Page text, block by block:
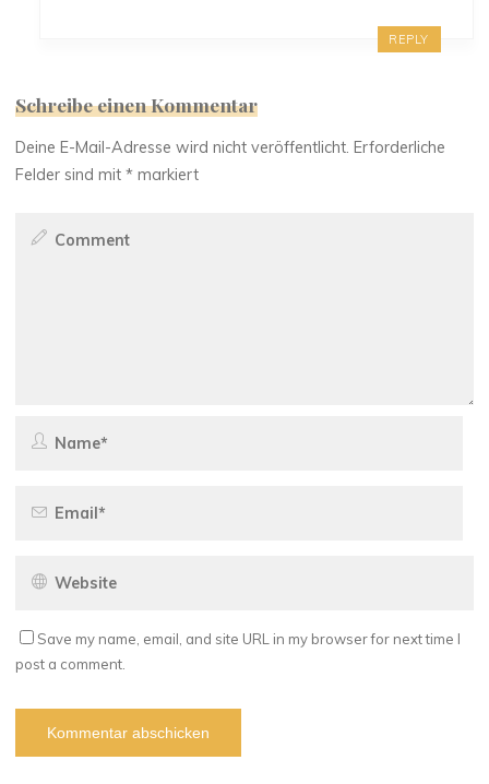
REPLY
Schreibe einen Kommentar
Deine E-Mail-Adresse wird nicht veröffentlicht. Erforderliche
Felder sind mit* markiert
Save my name, email, and site URL in my browser for next time I
post a comment.